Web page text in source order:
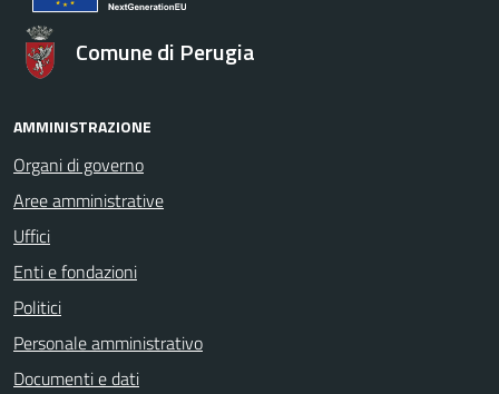
Comune di Perugia
AMMINISTRAZIONE
Organi di governo
Aree amministrative
Uffici
Enti e fondazioni
Politici
Personale amministrativo
Documenti e dati